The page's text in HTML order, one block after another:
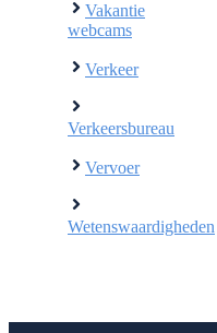
Vakantie
webcams
Verkeer
Verkeersbureau
Vervoer
Wetenswaardigheden